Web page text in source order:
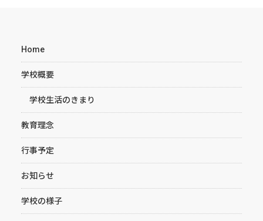
Home
学校概要
学校生活のきまり
教育理念
行事予定
お知らせ
学校の様子